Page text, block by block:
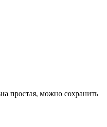
простая, можно сохранить